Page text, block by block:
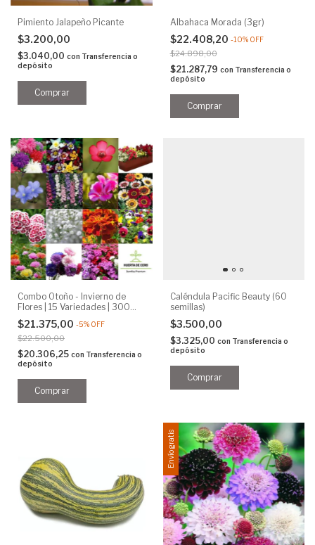
Pimiento Jalapeño Picante
$3.200,00
$3.040,00 con Transferencia o
depósito
Albahaca Morada (3gr)
$22.408,20 -10% OFF
$24.898,00
$21.287,79 con Transferencia o
depósito
Combo Otoño - Invierno de
Flores | 15 Variedades | 300
Semillas
$21.375,00 -5% OFF
$22.500,00
$20.306,25 con Transferencia o
depósito
Caléndula Pacific Beauty (60
semillas)
$3.500,00
$3.325,00 con Transferencia o
depósito
Envío gratis